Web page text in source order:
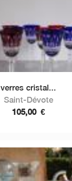
verres cristal...
Saint-Dévote
105,00 €